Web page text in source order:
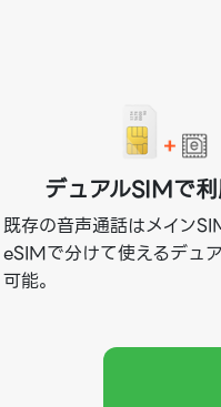
デュアルSIMで
既存の音声通話はメイン
eSIMで分けて使えるデュ
可能。